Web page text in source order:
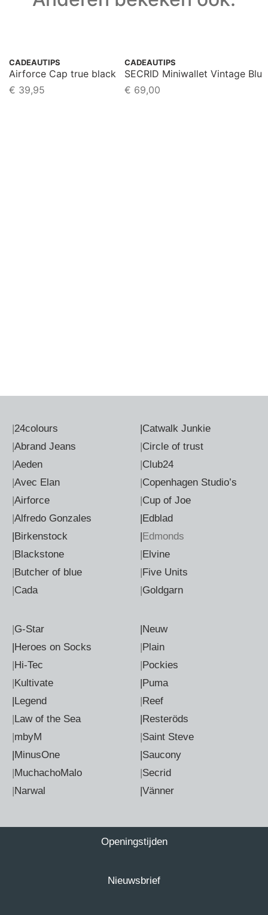
CADEAUTIPS
Airforce Cap true black
€ 39,95
CADEAUTIPS
SECRID Miniwallet Vintage Blue
€ 69,00
24colours
Abrand Jeans
Aeden
Avec Elan
Airforce
Alfredo Gonzales
|Birkenstock
Blackstone
Butcher of blue
Cada
Catwalk Junkie
Circle of trust
Club24
Copenhagen Studio’s
Cup of Joe
|Edblad
Edmonds
Elvine
Five Units
Goldgarn
G-Star
|Heroes on Socks
Hi-Tec
Kultivate
|Legend
Law of the Sea
mbyM
|MinusOne
MuchachoMalo
Narwal
|Neuw
Plain
Pockies
|Puma
Reef
|Resteröds
Saint Steve
|Saucony
Secrid
|Vänner
Openingstijden
Nieuwsbrief